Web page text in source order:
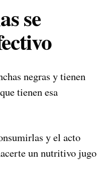
se
negras y tienen
tienen esa
y el acto
un nutritivo jugo